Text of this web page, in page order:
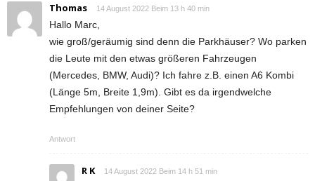
Thomas 14 August 2022 Beim 13 h 40 min
Hallo Marc,
wie groß/geräumig sind denn die Parkhäuser? Wo parken
die Leute mit den etwas größeren Fahrzeugen
(Mercedes, BMW, Audi)? Ich fahre z.B. einen A6 Kombi
(Länge 5m, Breite 1,9m). Gibt es da irgendwelche
Empfehlungen von deiner Seite?
Antwort
R K 14 August 2022 Beim 14 h 51 min